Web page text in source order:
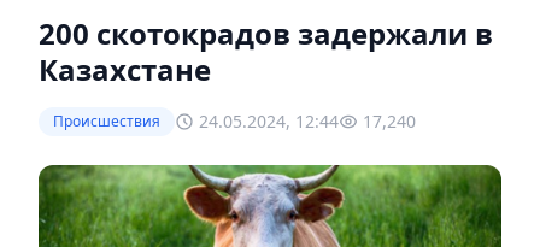
200 скотокрадов задержали в
Казахстане
Происшествия 24.05.2024, 12:44 17,240